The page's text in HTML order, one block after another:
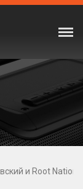
и Root Nation!